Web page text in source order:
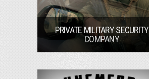
PRIVATE MILITARY SECURITY
COMPANY